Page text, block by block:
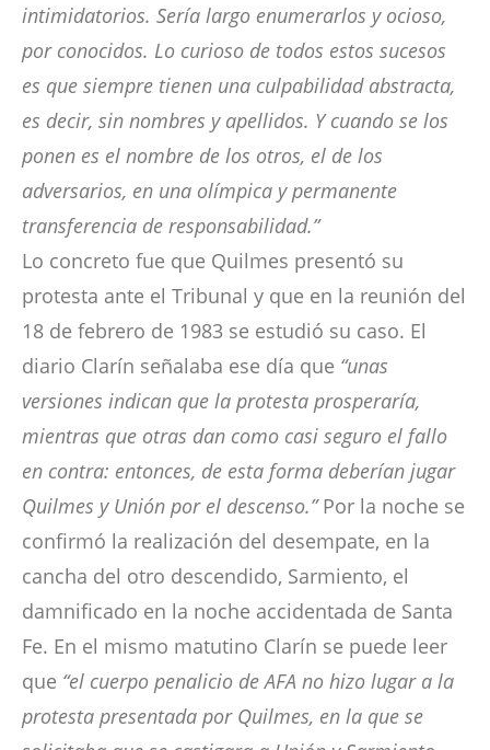
intimidatorios. Sería largo enumerarlos y ocioso,
por conocidos. Lo curioso de todos estos sucesos
es que siempre tienen una culpabilidad abstracta,
es decir, sin nombres y apellidos. Y cuando se los
ponen es el nombre de los otros, el de los
adversarios, en una olímpica y permanente
transferencia de responsabilidad.”
Lo concreto fue que Quilmes presentó su
protesta ante el Tribunal y que en la reunión del
18 de febrero de 1983 se estudió su caso. El
diario Clarín señalaba ese día que “unas
versiones indican que la protesta prosperaría,
mientras que otras dan como casi seguro el fallo
en contra: entonces, de esta forma deberían jugar
Quilmes y Unión por el descenso.”Por la noche se
confirmó la realización del desempate, en la
cancha del otro descendido, Sarmiento, el
damnificado en la noche accidentada de Santa
Fe. En el mismo matutino Clarín se puede leer
que “el cuerpo penalicio de AFA no hizo lugar a la
protesta presentada por Quilmes, en la que se